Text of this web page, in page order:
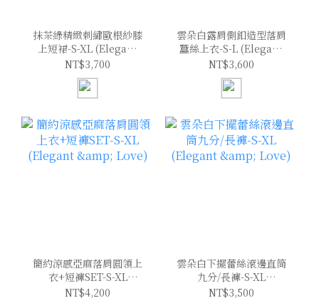
抹茶綠精緻刺繡歐根紗膝
上短裙-S-XL (Elegant
& Love)
NT$3,700
雲朵白露肩側釦造型落肩
蠶絲上衣-S-L (Elegant
& Love)
NT$3,600
簡約涼感亞麻落肩圓領上
衣+短褲SET-S-XL
(Elegant & Love)
NT$4,200
雲朵白下擺蕾絲滾邊直筒
九分/長褲-S-XL
(Elegant & Love)
NT$3,500